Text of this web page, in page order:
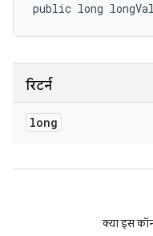
public long
रिटर्न
long
क्या इस